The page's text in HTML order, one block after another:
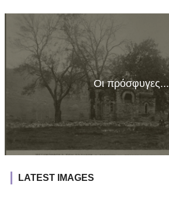
Οι πρόσφυγες...
LATEST IMAGES